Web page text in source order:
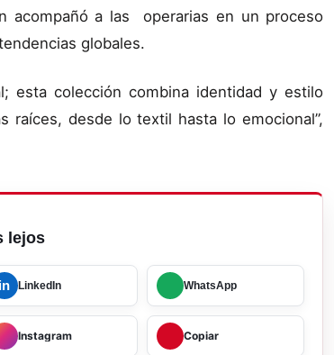
acompañó a las operarias en un proceso
globales.
esta colección combina identidad y estilo
raíces, desde lo textil hasta lo emocional”,
lejos
in LinkedIn WhatsApp
Instagram Copiar